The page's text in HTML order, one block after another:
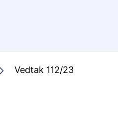
Vedtak 112/23